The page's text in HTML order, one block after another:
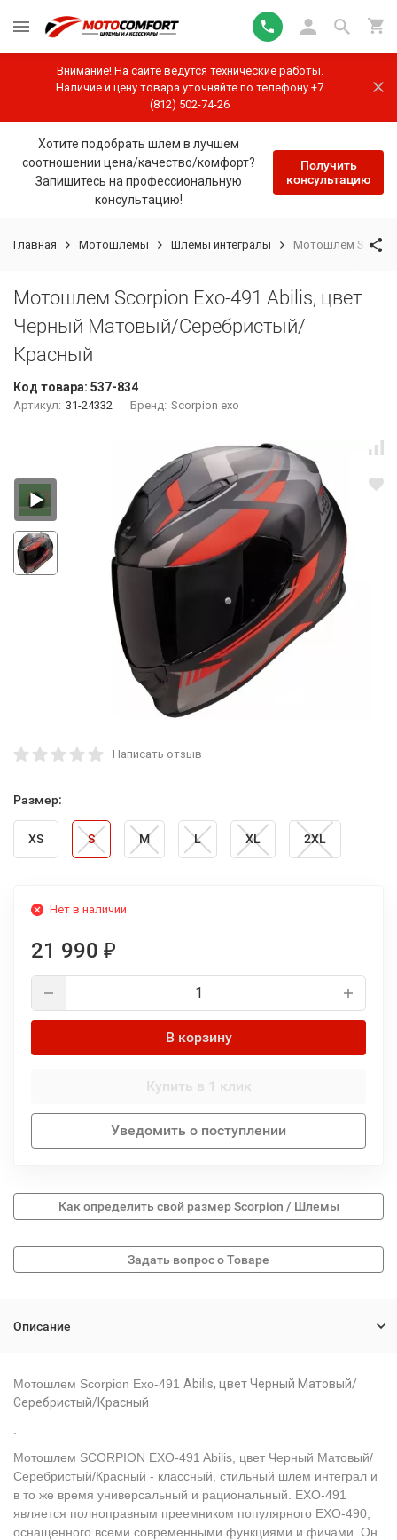
Внимание! На сайте ведутся технические работы.
Наличие и цену товара уточняйте по телефону +7
(812) 502-74-26
Хотите подобрать шлем в лучшем
соотношении цена/качество/комфорт?
Запишитесь на профессиональную
консультацию!
Получить
консультацию
Главная Мотошлемы Шлемы интегралы Мотошлем
Мотошлем Scorpion Exo-491 Abilis, цвет
Черный Матовый/Серебристый/
Красный
Код товара: 537-834
Артикул: 31-24332 Бренд: Scorpion exo
Написать отзыв
Размер:
XS S M L XL 2XL
Нет в наличии
21 990 ₽
В корзину
Купить в 1 клик
Уведомить о поступлении
Как определить свой размер Scorpion / Шлемы
Описание
Мотошлем Scorpion Exo-491 Abilis, цветЧерный Матовый/
Серебристый/Красный
Мотошлем SCORPION EXO-491 Abilis, цвет Черный Матовый/
Серебристый/Красный - классный, стильный шлем интеграл и
в то же время универсальный и рациональный. EXO-491
является полноправным преемником популярного EXO-490,
оснащенного всеми современными функциями и фичами. Он